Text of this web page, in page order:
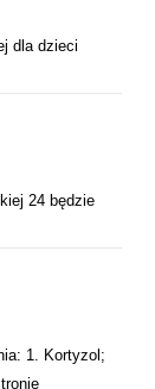
dla dzieci
24 będzie
1. Kortyzol;